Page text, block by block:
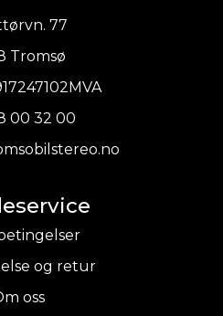
77
Tromsø
00 32 00
og retur
oss